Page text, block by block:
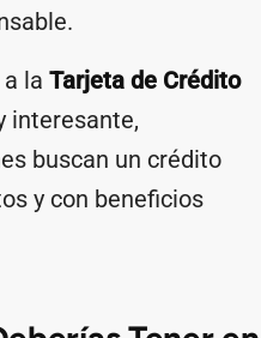
la Tarjeta de Crédito
interesante,
buscan un crédito
y con beneficios